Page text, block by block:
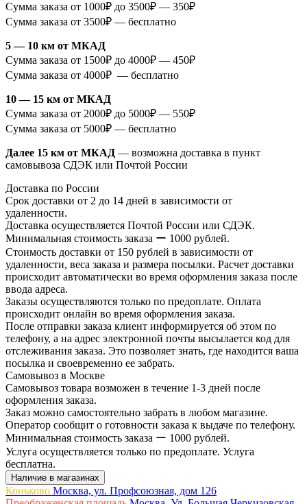
Сумма заказа от 1000₽ до 3500₽ — 350₽
Сумма заказа от 3500₽ — бесплатно
5 — 10 км от МКАД
Сумма заказа от 1500₽ до 4000₽ — 450₽
Сумма заказа от 4000₽ — бесплатно
10 — 15 км от МКАД
Сумма заказа от 2000₽ до 5000₽ — 550₽
Сумма заказа от 5000₽ — бесплатно
Далее 15 км от МКАД — возможна доставка в пункт
самовывоза СДЭК или Почтой России
Доставка по России
Срок доставки от 2 до 14 дней в зависимости от
удаленности.
Доставка осуществляется Почтой России или СДЭК.
Минимальная стоимость заказа ー 1000 рублей.
Стоимость доставки от 150 рублей в зависимости от
удаленности, веса заказа и размера посылки. Расчет доставки
происходит автоматически во время оформления заказа после
ввода адреса.
Заказы осуществляются только по предоплате. Оплата
происходит онлайн во время оформления заказа.
После отправки заказа клиент информируется об этом по
телефону, а на адрес электронной почты высылается код для
отслеживания заказа. Это позволяет знать, где находится ваша
посылка и своевременно ее забрать.
Самовывоз в Москве
Самовывоз товара возможен в течение 1-3 дней после
оформления заказа.
Заказ можно самостоятельно забрать в любом магазине.
Оператор сообщит о готовности заказа к выдаче по телефону.
Минимальная стоимость заказа ー 1000 рублей.
Услуга осуществляется только по предоплате. Услуга
бесплатна.
Наличие в магазинах
Коньково Москва, ул. Профсоюзная, дом 126